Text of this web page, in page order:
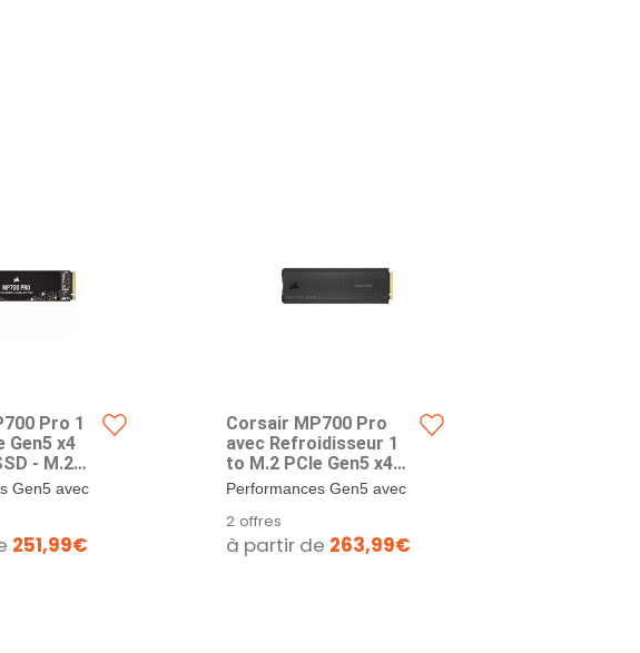
Pro 1
Gen5 x4
- M.2
11 700
- TLC
Densité -
Gen5 avec
251,99€
Corsair MP700 Pro
avec Refroidisseur 1
to M.2 PCIe Gen5 x4
NVMe 2.0 SSD - M.2
Mo/s en Lecture
Séquentielle - TLC
NAND Haute Densité -
Performances Gen5 avec
s’associe à...
2 offres
à partir de 263,99€